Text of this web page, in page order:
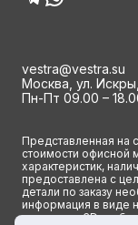
vestra@vestra.su
Москва, ул. Искры,
Пн-Пт 09.00 –
Представленная на
стоимости офисной
характеристик,
предоставлена с
детали по заказу
информация в виде
картинок и 3D